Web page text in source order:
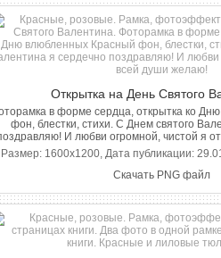
Открытка на День Святого
в форме сердца, открытка ко
фон, блестки, стихи. С Днем святого
И любви огромной, чистой я
Размер: 1600x1200, Дата публикации:
Скачать PNG файл